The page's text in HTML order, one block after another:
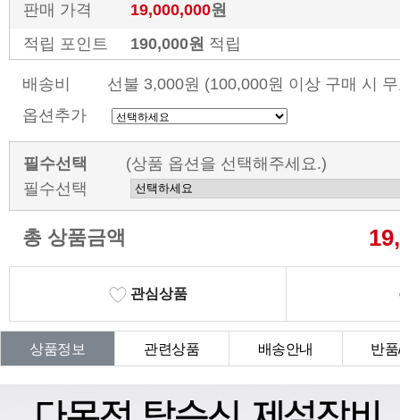
판매 가격 19,000,000원
적립 포인트
190,000원 적립
배송비
선불 3,000원 (100,000원 이상 구매 시
옵션추가
필수선택
(상품 옵션을 선택해주세요.)
필수선택
총 상품금액
관심상품
상품정보 관련상품 배송안내 반